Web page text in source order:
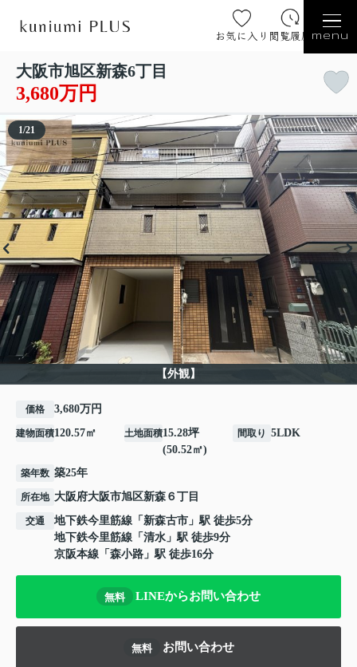
お気に入り 閲覧履歴 menu
大阪市旭区新森6丁目
3,680万円
【外観】
1/21
価格 3,680万円
建物面積120.57㎡ 土地面積15.28坪
(50.52㎡)
間取り 5LDK
築年数 築25年
所在地 大阪府大阪市旭区新森 ６丁目
交通 地下鉄今里筋線 「 新森古市 」駅 徒歩5分
地下鉄今里筋線 「 清水 」駅 徒歩9分
京阪本線 「 森小路 」駅 徒歩16分
無料 LINEからお問い合わせ
無料 お問い合わせ